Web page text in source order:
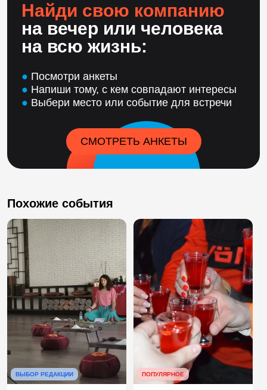
Найди свою компанию
на вечер или человека
на всю жизнь:
● Посмотри анкеты
● Напиши тому, с кем совпадают интересы
● Выбери место или событие для встречи
СМОТРЕТЬ АНКЕТЫ
Похожие события
ВЫБОР РЕДАКЦИИ ПОПУЛЯРНОЕ